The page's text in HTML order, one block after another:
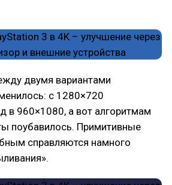
двумя вариантами
с 1280×720
в 960×1080, а вот алгоритмам
поубавилось. Примитивные
справляются намного